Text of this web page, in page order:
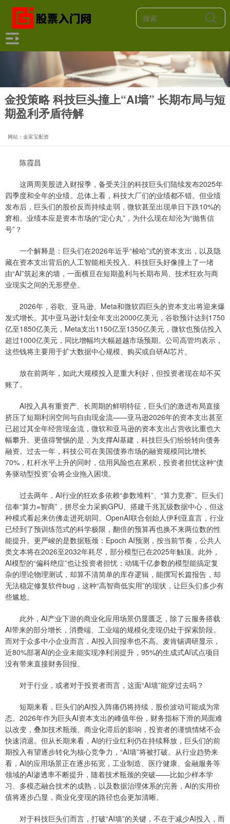
金投策略 科技巨头撞上“AI墙” 长期布局与短
期盈利矛盾待解
网站：金富宝配资
陈霞昌
这两周美股进入财报季，备受关注的科技巨头们陆续发布2025年
四季度和全年的业绩。总体上看，科技大厂们的业绩都不错。但业绩
发布后，巨头们的股价反而持续走弱，微软甚至出现单日下跌10%的
窘相。业绩本应是资本市场的“定心丸”，为什么现在却沦为“抛售信
号”？
一个解释是：巨头们在2026年近乎“梭哈”式的资本支出，以及隐
藏在资本支出背后的人工智能相关投入。科技巨头好像撞上了一堵
由“AI”筑起来的墙，一面横亘在短期盈利与长期布局、技术狂欢与商
业现实之间的无形壁垒。
2026年，谷歌、亚马逊、Meta和微软四巨头的资本支出将迎来爆
发式增长。其中亚马逊计划全年支出2000亿美元，谷歌预计达到1750
亿至1850亿美元，Meta支出1150亿至1350亿美元，微软也预估投入
超过1000亿美元，同比增幅均大幅超越市场预期。公司高管均表示，
这些钱将主要用于扩大数据中心规模、购买或自研AI芯片。
放在前两年，如此大规模投入是重大利好，但投资者现在却不买
账了。
AI投入具有重资产、长周期的鲜明特征，巨头们的激进布局直接
挤压了短期利润空间与自由现金流——亚马逊2026年的资本支出甚至
已超过其全年经营现金流，微软和亚马逊的资本支出占营收比重也大
幅攀升。更值得警惕的是，为支撑AI基建，科技巨头们纷纷转向债务
融资。过去一年，科技公司在美国债券市场的融资规模同比增长
70%，杠杆水平上升的同时，信用风险也在累积，投资者担忧这种“债
务驱动型投资”会将企业拖入困境。
过去两年，AI行业的狂欢多依赖“参数堆料”、“算力竞赛”。巨头们
信奉“算力=智商”，拼尽全力采购GPU、搭建千兆瓦级数据中心，但这
种模式看起来仿佛走进死胡同。OpenAI联合创始人伊利亚直言，行业
已经到了预训练范式的科学极限，翻倍的预算再也换不来两位数的性
能提升。更严峻的是数据瓶颈：Epoch AI预测，按当前节奏，公共人
类文本将在2026至2032年耗尽，部分模型已在2025年触顶。此外，
AI模型的“偏科绝症”也让投资者担忧：动辄千亿参数的模型能搞定复
杂的理论物理测试，却算不清简单的库存逻辑，能撰写长篇报告，却
无法稳定修复软件bug，这种“高智商低实用”的现状，让巨头们多少有
些尴尬。
此外，AI产业下游的商业化应用场景仍显匮乏，除了云服务搭载
AI带来的部分增长，消费端、工业端的规模化变现仍处于探索阶段。
而对于众多中小企业而言，AI投入回报率也不高。麦肯锡调研显示，
近80%部署AI的企业未能实现净利润提升，95%的生成式AI试点项目
没有带来直接财务回报。
对于行业，或者对于投资者而言，这面“AI墙”能穿过去吗？
短期来看，巨头们的AI投入阵痛仍将持续，股价波动可能成为常
态。2026年作为巨头AI资本支出的峰值年份，财务指标下滑的局面难
以改变，叠加技术瓶颈、商业化滞后的影响，投资者的谨慎情绪不会
快速消退。但从长期来看，AI的行业红利仍在持续释放，巨头们的前
期投入有望逐步转化为核心竞争力，“AI墙”将被打破。从行业趋势来
看，AI的应用场景正在逐步拓宽，工业制造、医疗健康、金融服务等
领域的AI渗透率不断提升，随着技术瓶颈的突破——比如少样本学
习、多模态融合技术的成熟，以及数据治理体系的完善，AI的实用价
值将逐步凸显，商业化变现的路径也会更加清晰。
对于科技巨头们而言，打破“AI墙”的关键，不在于减少AI投入，而